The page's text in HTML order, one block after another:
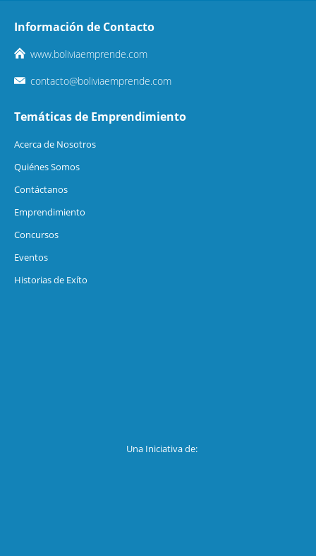
Información de Contacto
www.boliviaemprende.com
contacto@boliviaemprende.com
Temáticas de Emprendimiento
Acerca de Nosotros
Quiénes Somos
Contáctanos
Emprendimiento
Concursos
Eventos
Historias de Exíto
Una Iniciativa de: